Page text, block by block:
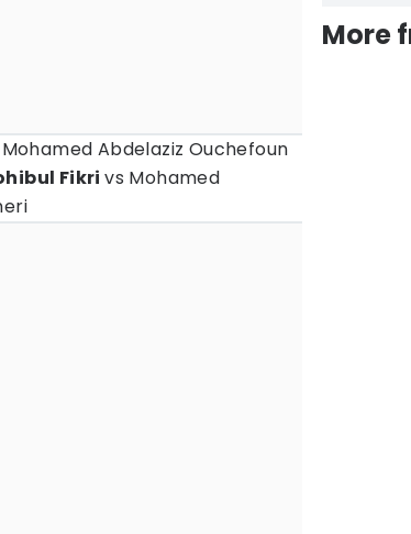
Abdelaziz Ouchefoun
Fikrivs Mohamed
More